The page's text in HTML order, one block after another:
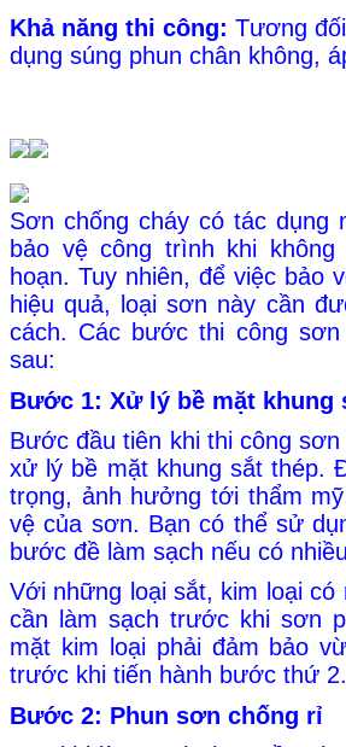
Khả năng thi công: Tương
dụng súng phun chân không,
Sơn chống cháy có tác dụng
bảo vệ công trình khi
hoạn. Tuy nhiên, để việc bảo
hiệu quả, loại sơn này cần
cách. Các bước thi công
sau:
Bước 1: Xử lý bề mặt khung
Bước đầu tiên khi thi công
xử lý bề mặt khung sắt thép.
trọng, ảnh hưởng tới thẩm
vệ của sơn. Bạn có thể sử
bước đề làm sạch nếu có
Với những loại sắt, kim loại
cần làm sạch trước khi sơn
mặt kim loại phải đảm bảo
trước khi tiến hành bước thứ 2.
Bước 2: Phun sơn chống rỉ